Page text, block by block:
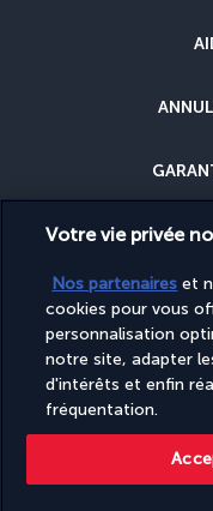
POURQUOI
Site édité par
Votre vie privée
Nos partenaires et
cookies pour vous
personnalisation
notre site, adapter
d'intérêts et enfin
fréquentation.